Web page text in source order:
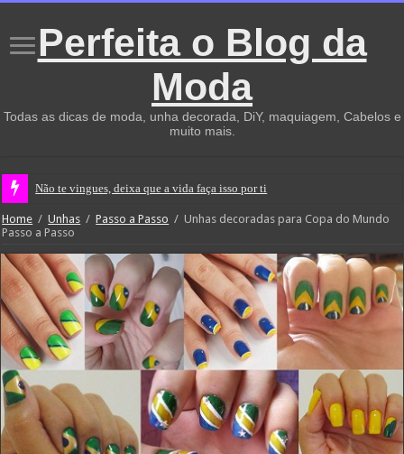
Perfeita o Blog da
Moda
Todas as dicas de moda, unha decorada, DiY, maquiagem, Cabelos e
muito mais.
O Amor não
Home / Unhas / Passo a Passo / Unhas decoradas para Copa do Mundo
Passo a Passo